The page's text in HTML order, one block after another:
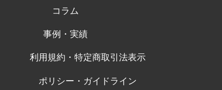
コラム
事例・実績
利用規約・特定商取引法表示
ポリシー・ガイドライン